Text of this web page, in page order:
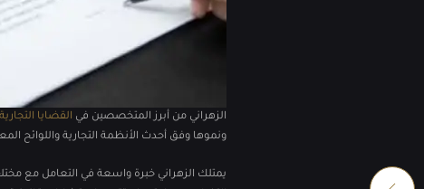
الزهراني من أبرز المتخصصين في القضايا التجارية
ونموها وفق أحدث الأنظمة التجارية واللوائح
يمتلك الزهراني خبرة واسعة في التعامل مع